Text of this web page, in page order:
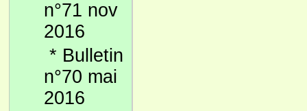
n°71 nov
2016
* Bulletin
n°70 mai
2016